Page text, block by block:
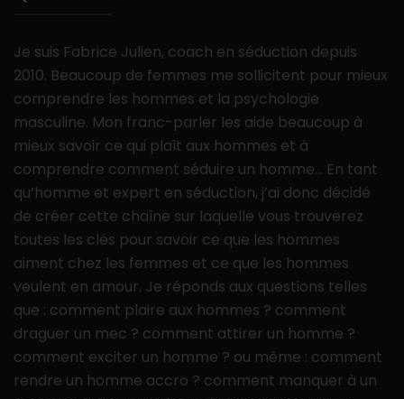
Je suis Fabrice Julien, coach en séduction depuis
2010. Beaucoup de femmes me sollicitent pour mieux
comprendre les hommes et la psychologie
masculine. Mon franc-parler les aide beaucoup à
mieux savoir ce qui plaît aux hommes et à
comprendre comment séduire un homme… En tant
qu’homme et expert en séduction, j’ai donc décidé
de créer cette chaîne sur laquelle vous trouverez
toutes les clés pour savoir ce que les hommes
aiment chez les femmes et ce que les hommes
veulent en amour. Je réponds aux questions telles
que : comment plaire aux hommes ? comment
draguer un mec ? comment attirer un homme ?
comment exciter un homme ? ou même : comment
rendre un homme accro ? comment manquer à un